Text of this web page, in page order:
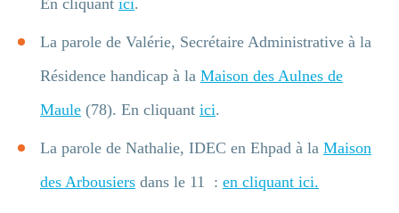
En cliquant ici.
La parole de Valérie, Secrétaire Administrative à la
Résidence handicap à la Maison des Aulnes de
Maule (78). En cliquant ici.
La parole de Nathalie, IDEC en Ehpad à la Maison
des Arbousiers dans le 11 : en cliquant ici.